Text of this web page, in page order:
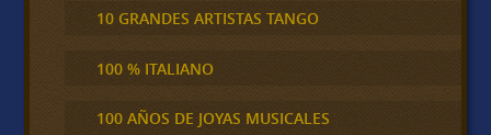
10 GRANDES ARTISTAS TANGO
100 % ITALIANO
100 AÑOS DE JOYAS MUSICALES